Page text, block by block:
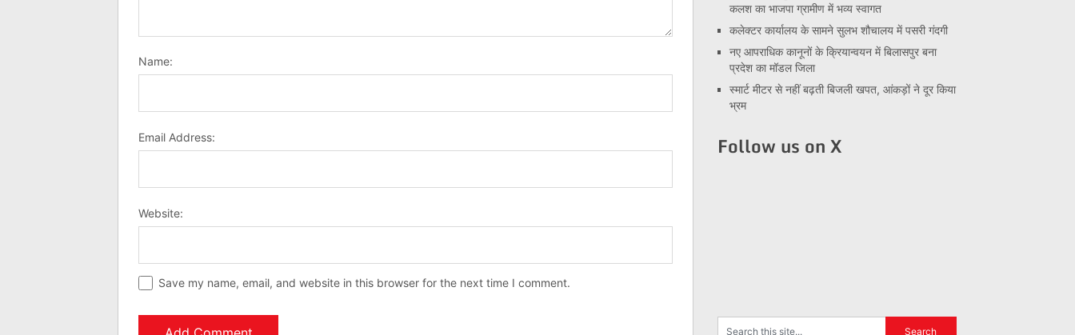
Name:
Email Address:
Website:
Save my name, email, and website in this browser for the next time I comment.
कलश का भाजपा ग्रामीण में भव्य स्वागत
कलेक्टर कार्यालय के सामने सुलभ शौचालय में पसरी गंदगी
नए आपराधिक कानूनों के क्रियान्वयन में बिलासपुर बना
प्रदेश का मॉडल जिला
स्मार्ट मीटर से नहीं बढ़ती बिजली खपत, आंकड़ों ने दूर किया
भ्रम
Follow us on X